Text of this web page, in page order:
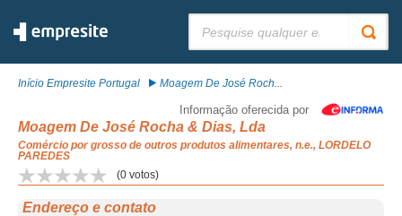
Início Empresite Portugal Moagem De José Roch...
Informação oferecida por
Moagem De José Rocha & Dias, Lda
Comércio por grosso de outros produtos alimentares, n.e., LORDELO
PAREDES
(0 votos)
Endereço e contato